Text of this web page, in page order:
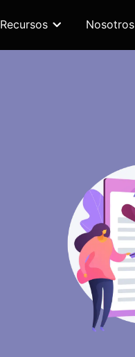
Recursos Nosotros